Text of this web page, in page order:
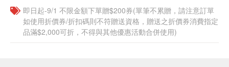
即日起-9/1 不限金額下單贈$200券(單筆不累贈，請注意訂單
如使用折價券/折扣碼則不符贈送資格，贈送之折價券消費指定
品滿$2,000可折，不得與其他優惠活動合併使用)